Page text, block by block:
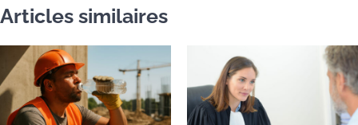
Articles similaires